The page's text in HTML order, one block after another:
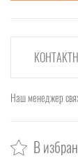
Наш менеджер
В